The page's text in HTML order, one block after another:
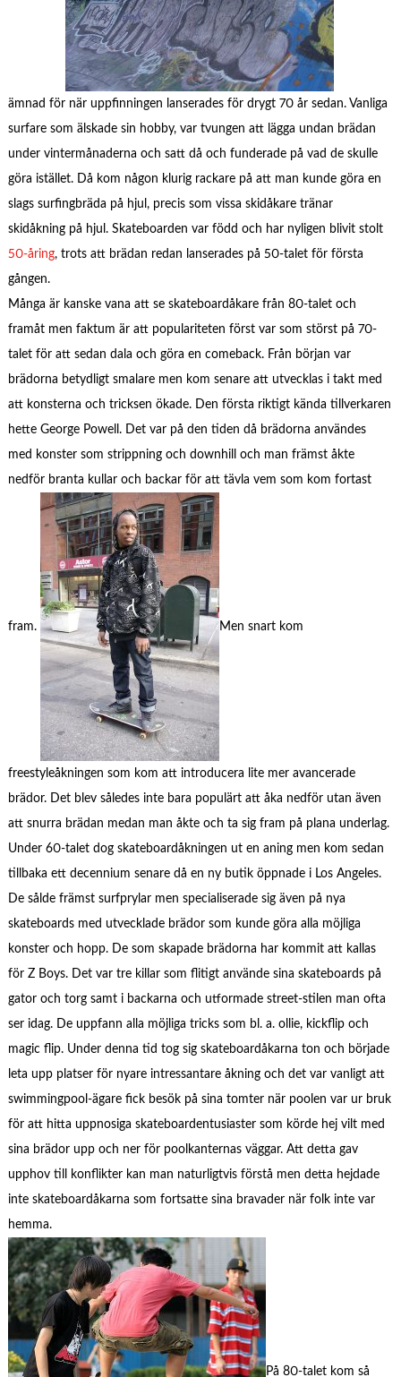
ämnad för när uppfinningen lanserades för drygt 70 år sedan. Vanliga
surfare som älskade sin hobby, var tvungen att lägga undan brädan
under vintermånaderna och satt då och funderade på vad de skulle
göra istället. Då kom någon klurig rackare på att man kunde göra en
slags surfingbräda på hjul, precis som vissa skidåkare tränar
skidåkning på hjul. Skateboarden var född och har nyligen blivit stolt
50-åring, trots att brädan redan lanserades på 50-talet för första
gången.
Många är kanske vana att se skateboardåkare från 80-talet och
framåt men faktum är att populariteten först var som störst på 70-
talet för att sedan dala och göra en comeback. Från början var
brädorna betydligt smalare men kom senare att utvecklas i takt med
att konsterna och tricksen ökade. Den första riktigt kända tillverkaren
hette George Powell. Det var på den tiden då brädorna användes
med konster som strippning och downhill och man främst åkte
nedför branta kullar och backar för att tävla vem som kom fortast
fram. Men snart kom
freestyleåkningen som kom att introducera lite mer avancerade
brädor. Det blev således inte bara populärt att åka nedför utan även
att snurra brädan medan man åkte och ta sig fram på plana underlag.
Under 60-talet dog skateboardåkningen ut en aning men kom sedan
tillbaka ett decennium senare då en ny butik öppnade i Los Angeles.
De sålde främst surfprylar men specialiserade sig även på nya
skateboards med utvecklade brädor som kunde göra alla möjliga
konster och hopp. De som skapade brädorna har kommit att kallas
för Z Boys. Det var tre killar som flitigt använde sina skateboards på
gator och torg samt i backarna och utformade street-stilen man ofta
ser idag. De uppfann alla möjliga tricks som bl. a. ollie, kickflip och
magic flip. Under denna tid tog sig skateboardåkarna ton och började
leta upp platser för nyare intressantare åkning och det var vanligt att
swimmingpool-ägare fick besök på sina tomter när poolen var ur bruk
för att hitta uppnosiga skateboardentusiaster som körde hej vilt med
sina brädor upp och ner för poolkanternas väggar. Att detta gav
upphov till konflikter kan man naturligtvis förstå men detta hejdade
inte skateboardåkarna som fortsatte sina bravader när folk inte var
hemma.
På 80-talet kom så